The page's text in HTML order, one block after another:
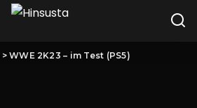
>WWE 2K23 – im Test (PS5)